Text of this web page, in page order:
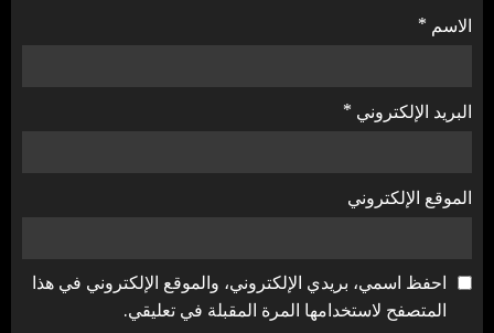
الاسم *
البريد الإلكتروني *
الموقع الإلكتروني
احفظ اسمي، بريدي الإلكتروني، والموقع الإلكتروني في هذا
المتصفح لاستخدامها المرة المقبلة في تعليقي.